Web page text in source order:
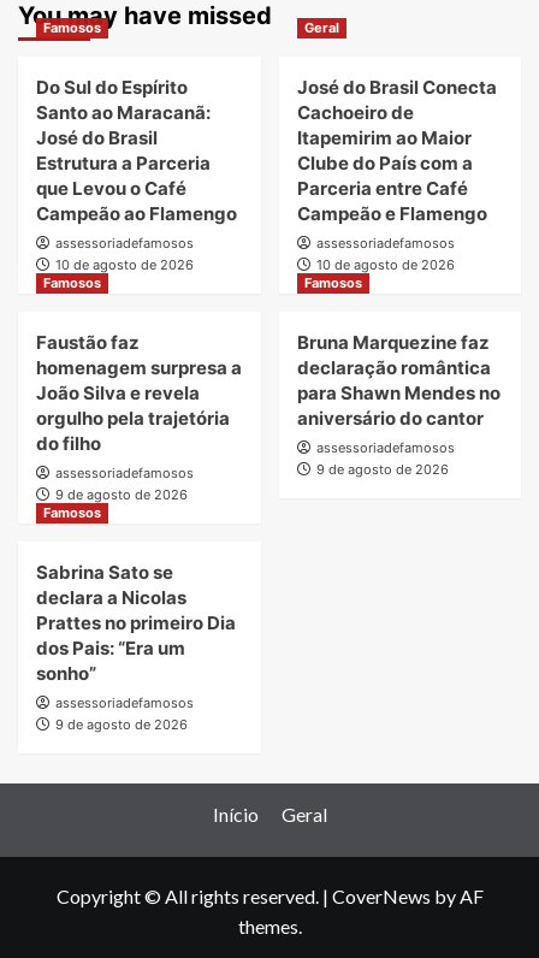
You may have missed
Famosos
Do Sul do Espírito
Santo ao Maracanã:
José do Brasil
Estrutura a Parceria
que Levou o Café
Campeão ao Flamengo
assessoriadefamosos
10 de agosto de 2026
Geral
José do Brasil Conecta
Cachoeiro de
Itapemirim ao Maior
Clube do País com a
Parceria entre Café
Campeão e Flamengo
assessoriadefamosos
10 de agosto de 2026
Famosos
Faustão faz
homenagem surpresa a
João Silva e revela
orgulho pela trajetória
do filho
assessoriadefamosos
9 de agosto de 2026
Famosos
Bruna Marquezine faz
declaração romântica
para Shawn Mendes no
aniversário do cantor
assessoriadefamosos
9 de agosto de 2026
Famosos
Sabrina Sato se
declara a Nicolas
Prattes no primeiro Dia
dos Pais: “Era um
sonho”
assessoriadefamosos
9 de agosto de 2026
Início Geral
Copyright © All rights reserved. | CoverNews by AF
themes.